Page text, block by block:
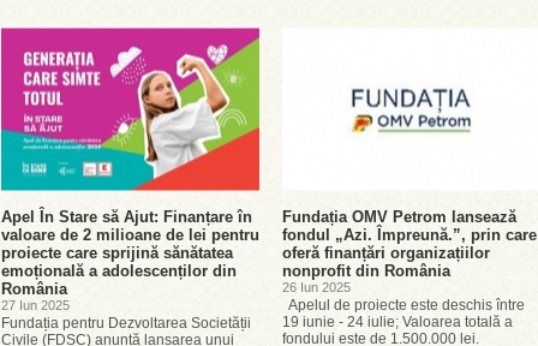
Apel În Stare să Ajut: Finanțare în
valoare de 2 milioane de lei pentru
proiecte care sprijină sănătatea
emoțională a adolescenților din
România
27 Iun 2025
Fundația pentru Dezvoltarea Societății
Civile (FDSC) anunță lansarea unui
Fundația OMV Petrom lansează
fondul „Azi. Împreună.”, prin care
oferă finanțări organizațiilor
nonprofit din România
26 Iun 2025
Apelul de proiecte este deschis între
19 iunie - 24 iulie; Valoarea totală a
fondului este de 1.500.000 lei.